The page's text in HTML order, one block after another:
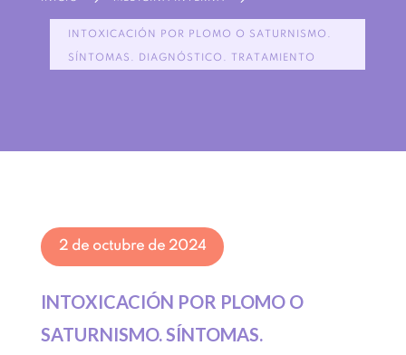
INTOXICACIÓN POR PLOMO O SATURNISMO.
SÍNTOMAS. DIAGNÓSTICO. TRATAMIENTO
2 de octubre de 2024
INTOXICACIÓN POR PLOMO O
SATURNISMO. SÍNTOMAS.